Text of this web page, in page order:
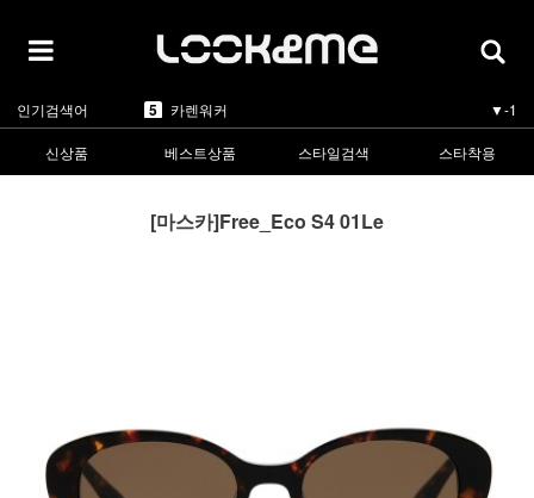
인기검색어
2 마스카 ▲3
3 린드버그 ▲1
5
1 라피스센시블레
▲5
신상품
베스트상품 스타일검색 스타착용
[마스카]Free_Eco S4 01Le